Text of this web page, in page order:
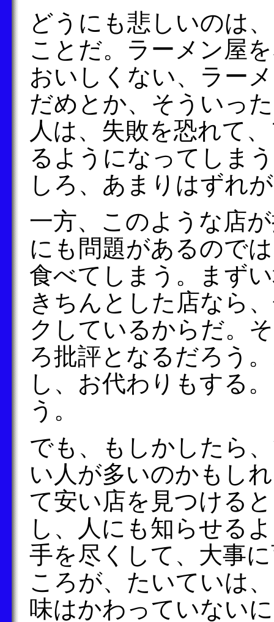
どうにも悲しいのは
ことだ。ラーメン屋
おいしくない、ラー
だめとか、そういっ
人は、失敗を恐れて
るようになってしま
しろ、あまりはずれ
一方、このような店
にも問題があるので
食べてしまう。まず
きちんとした店なら
クしているからだ。
ろ批評となるだろう
し、お代わりもする
う。
でも、もしかしたら
い人が多いのかもし
て安い店を見つける
し、人にも知らせる
手を尽くして、大事
ころが、たいていは
味はかわっていない